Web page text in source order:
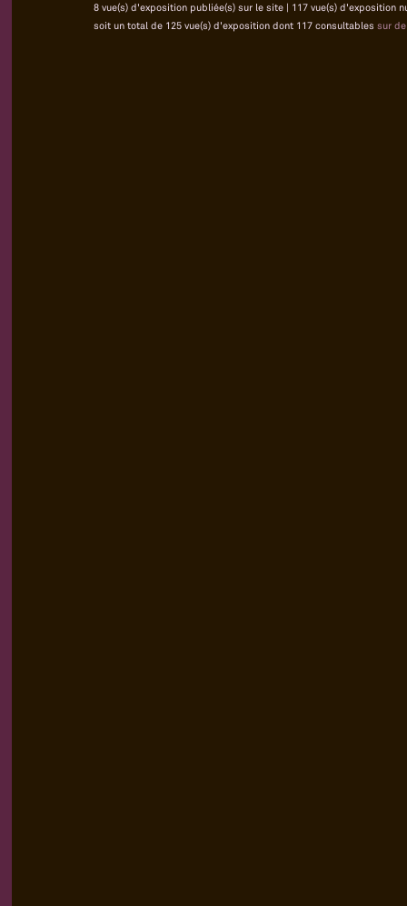
8 vue(s) d'exposition publiée(s) sur le site | 117 vue(s) d'exposition
soit un total de 125 vue(s) d'exposition dont 117 consultables sur